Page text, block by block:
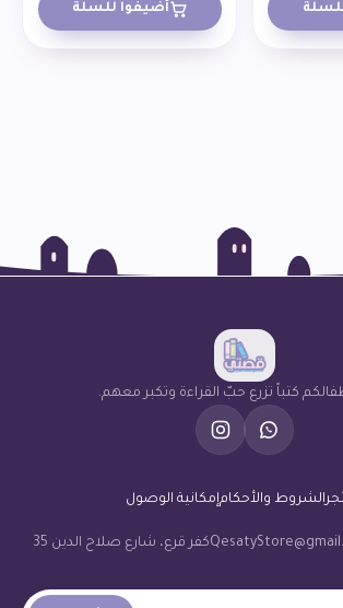
أضيفوا للسلة
كتباً تزرع حبّ القراءة وتكبر معهم.
الشروط والأحكامإمكانية الوصول
كفر قرع، شارع صلاح الدين 35